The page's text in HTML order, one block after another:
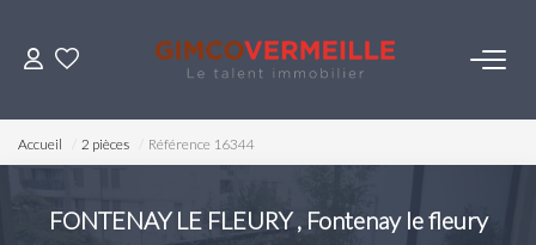
ACHETER
Accueil 2 pièces Référence 16344
FONTENAY LE FLEURY, Fontenay le fleury